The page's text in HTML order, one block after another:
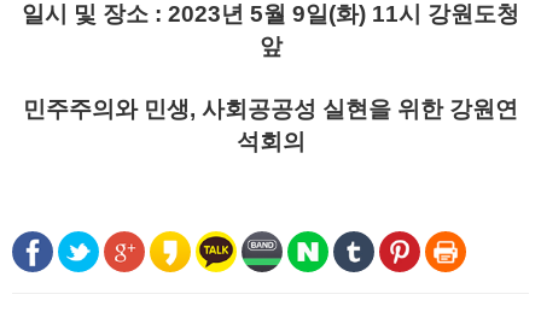
일시 및 장소 : 2023년 5월 9일(화) 11시 강원도청
앞
민주주의와 민생, 사회공공성 실현을 위한 강원연
석회의